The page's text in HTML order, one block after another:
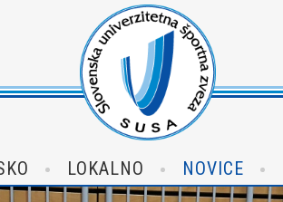
LOKALNO NOVICE